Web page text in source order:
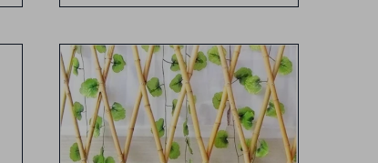
Cerco de bambú extensible de